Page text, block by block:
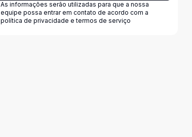
As informações serão utilizadas para que a nossa
equipe possa entrar em contato de acordo com a
política de privacidade e termos de serviço